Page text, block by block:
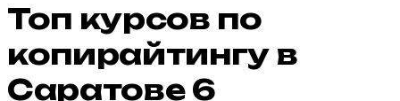
Топ курсов по
копирайтингу в
Саратове 6